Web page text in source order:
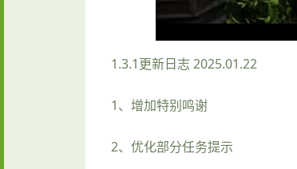
1.3.1更新日志 2025.01.22
1、增加特别鸣谢
2、优化部分任务提示